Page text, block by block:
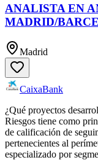
ANALISTA EN
MADRID/
Madrid
CaixaBank
¿Qué proyectos
Riesgos tiene como
de calificación de
pertenecientes al
especializado por